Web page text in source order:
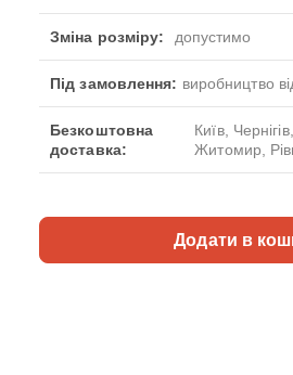
Зміна розміру: допустимо
Під замовлення: виробництво
Безкоштовна
доставка:
Київ,
Житомир,
Додати в